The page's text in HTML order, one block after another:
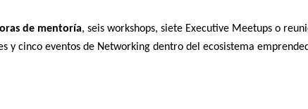
de mentoría, seis workshops, siete Executive Meetups o
y cinco eventos de Networking dentro del ecosistema